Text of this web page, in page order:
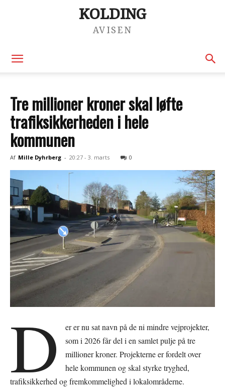
KOLDING
AVISEN
Tre millioner kroner skal løfte
trafiksikkerheden i hele
kommunen
Af Mille Dyhrberg - 20:27 - 3. marts 0
D
er er nu sat navn på de ni mindre vejprojekter,
som i 2026 får del i en samlet pulje på tre
millioner kroner. Projekterne er fordelt over
hele kommunen og skal styrke tryghed,
trafiksikkerhed og fremkommelighed i lokalområderne.